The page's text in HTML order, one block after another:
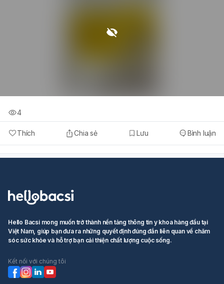
Thích Chia sẻ Lưu Bình luận
4
Hello Bacsi mong muốn trở thành nền tảng thông tin y khoa hàng đầu tại
Việt Nam, giúp bạn đưa ra những quyết định đúng đắn liên quan về chăm
sóc sức khỏe và hỗ trợ bạn cải thiện chất lượng cuộc sống.
Kết nối với chúng tôi